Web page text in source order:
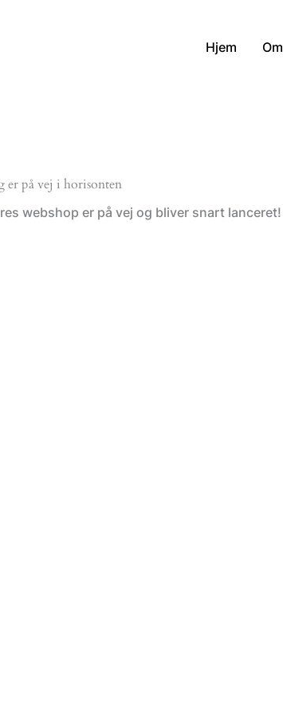
Hjem Om
er på vej i horisonten
webshop er på vej og bliver snart lanceret!